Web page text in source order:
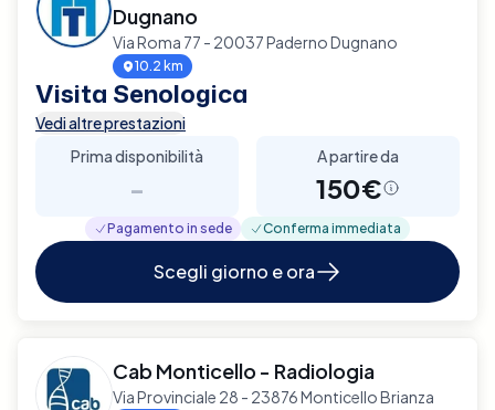
Dugnano
Via Roma 77 - 20037 Paderno Dugnano
10.2 km
Visita Senologica
Vedi altre prestazioni
Prima disponibilità
-
A partire da
150€
Pagamento in sede Conferma immediata
Scegli giorno e ora
Cab Monticello - Radiologia
Via Provinciale 28 - 23876 Monticello Brianza